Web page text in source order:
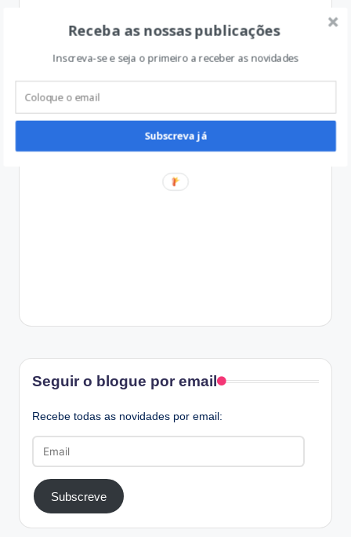
Seguir o blogue por email
Recebe todas as novidades por email:
Subscreve
Receba as nossas publicações
Inscreva-se e seja o primeiro a receber as novidades
Subscreva já